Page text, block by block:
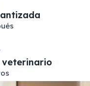
veterinario